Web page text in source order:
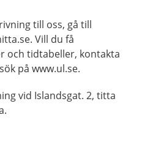
till oss, gå till
Vill du få
och tidtabeller, kontakta
på www.ul.se.
vid Islandsgat. 2, titta